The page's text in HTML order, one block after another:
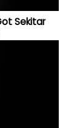
Sekitar